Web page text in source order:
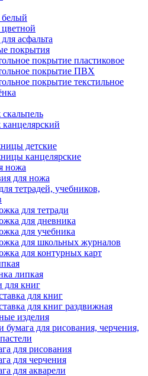
асфальта
покрытия
покрытие пластиковое
покрытие ПВХ
покрытие текстильное
детские
канцелярские
ножа
для ножа
тетрадей, учебников,
для тетради
для дневника
для учебника
для школьных журналов
для контурных карт
липкая
для книг
для книг
для книг раздвижная
изделия
для рисования, черчения,
для рисования
для черчения
для акварели